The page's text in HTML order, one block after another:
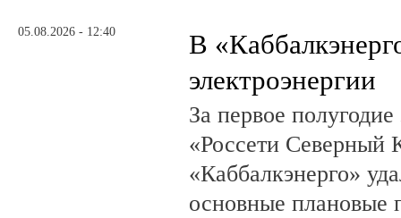
05.08.2026 - 12:40
В
электроэнергии
За первое
«Россети Северный
«Каббалкэнерго»
основные плановые